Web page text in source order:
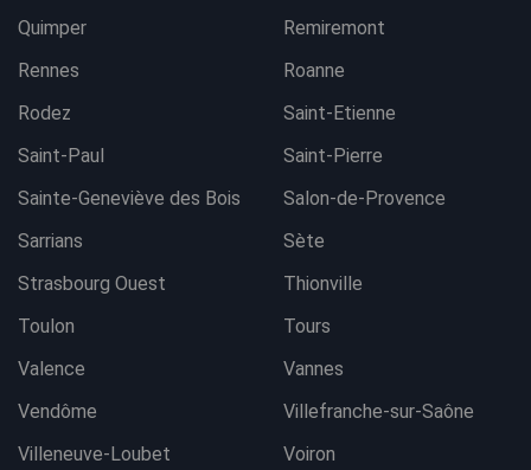
Quimper
Remiremont
Rennes
Roanne
Rodez
Saint-Etienne
Saint-Paul
Saint-Pierre
Sainte-Geneviève des Bois
Salon-de-Provence
Sarrians
Sète
Strasbourg Ouest
Thionville
Toulon
Tours
Valence
Vannes
Vendôme
Villefranche-sur-Saône
Villeneuve-Loubet
Voiron